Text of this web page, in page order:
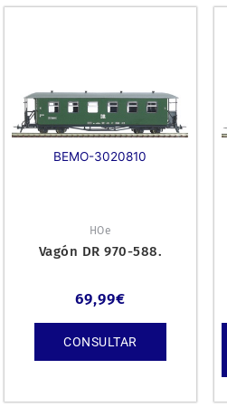
BEMO-3020810
HOe
Vagón DR 970-588.
69,99€
CONSULTAR